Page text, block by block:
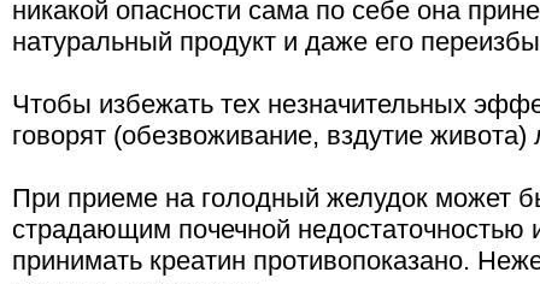
никакой опасности сама по себе она
натуральный продукт и даже его
Чтобы избежать тех незначительных
говорят (обезвоживание, вздутие
При приеме на голодный желудок может
страдающим почечной
принимать креатин противопоказано.